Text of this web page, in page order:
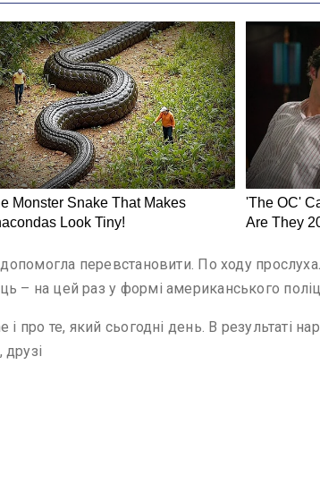
перевстановити. По ходу
– на цей раз у формі американського
про те, який сьогодні день. В результаті